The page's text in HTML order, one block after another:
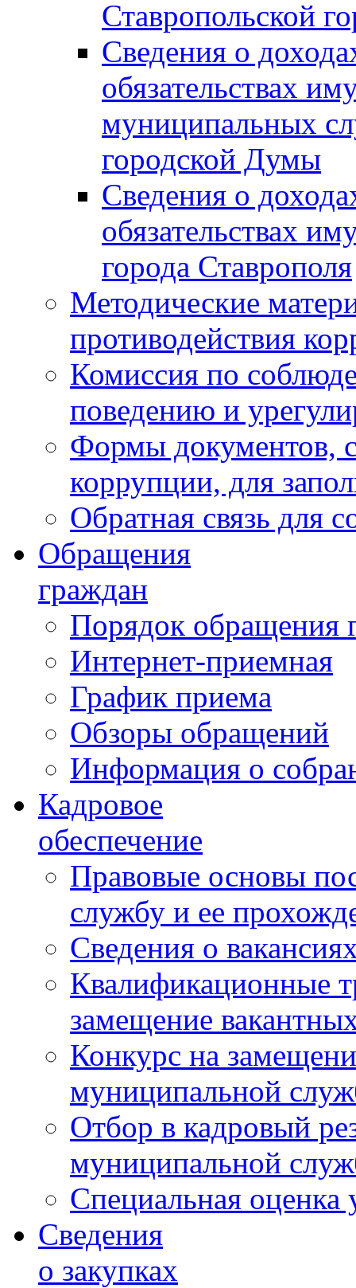
Ставропольской
Сведения о
обязательствах
муниципальных
городской Думы
Сведения о
обязательствах
города Ставрополя
Методические
противодействия
Комиссия по
поведению и
Формы документов,
коррупции, для
Обратная связь для
Обращения
граждан
Порядок обращения
Интернет-приемная
График приема
Обзоры обращений
Информация о
Кадровое
обеспечение
Правовые основы
службу и ее
Сведения о
Квалификационные
замещение
Конкурс на
муниципальной
Отбор в кадровый
муниципальной
Специальная оценка
Сведения
о закупках